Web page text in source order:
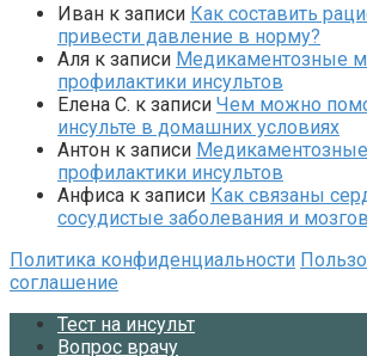
Иван к записи Как составить
привести давление в норму?
Аля к записи Медикаментозные
профилактики инсультов
Елена С. к записи Чем можно
инсульте в домашних условиях
Антон к записи
профилактики инсультов
Анфиса к записи Как связаны
сосудистые заболевания и
Политика конфиденциальности
соглашение
Тест на инсульт
Вопрос врачу